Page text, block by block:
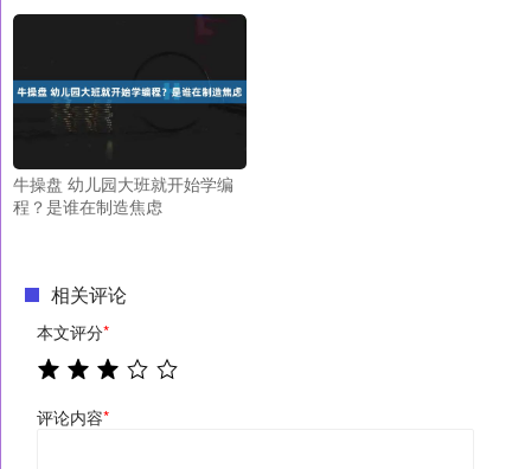
牛操盘 幼儿园大班就开始学编
程？是谁在制造焦虑
相关评论
本文评分*
评论内容*